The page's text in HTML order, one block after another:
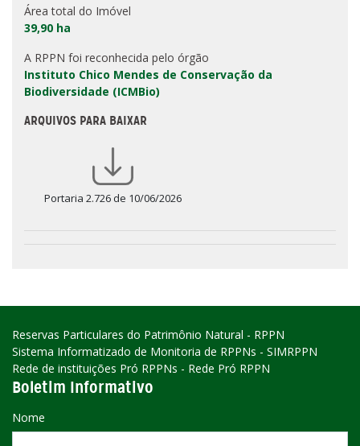
Área total do Imóvel
39,90 ha
A RPPN foi reconhecida pelo órgão
Instituto Chico Mendes de Conservação da
Biodiversidade (ICMBio)
ARQUIVOS PARA BAIXAR
Portaria 2.726 de 10/06/2026
Reservas Particulares do Patrimônio Natural - RPPN
Sistema Informatizado de Monitoria de RPPNs - SIMRPPN
Rede de instituições Pró RPPNs - Rede Pró RPPN
Boletim Informativo
Nome